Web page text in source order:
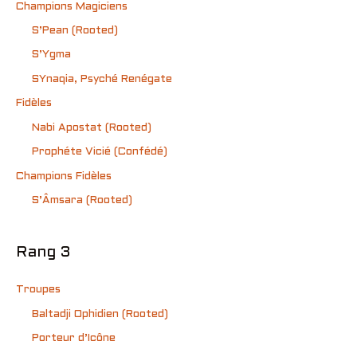
Champions Magiciens
S’Pean (Rooted)
S’Ygma
SYnaqia, Psyché Renégate
Fidèles
Nabi Apostat (Rooted)
Prophéte Vicié (Confédé)
Champions Fidèles
S’Âmsara (Rooted)
Rang 3
Troupes
Baltadji Ophidien (Rooted)
Porteur d’Icône